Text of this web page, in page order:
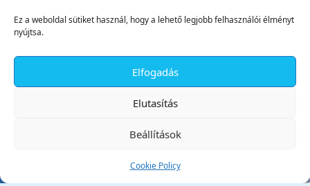
Ez a weboldal sütiket használ, hogy a lehető legjobb felhasználói élményt
nyújtsa.
Elfogadás
Elutasítás
Beállítások
Cookie Policy
Tata Város Önkormányzata
✕